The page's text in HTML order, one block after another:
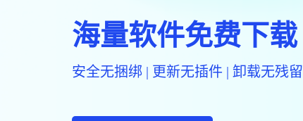
海量软件免费下载
安全无捆绑 | 更新无插件 | 卸载无残留